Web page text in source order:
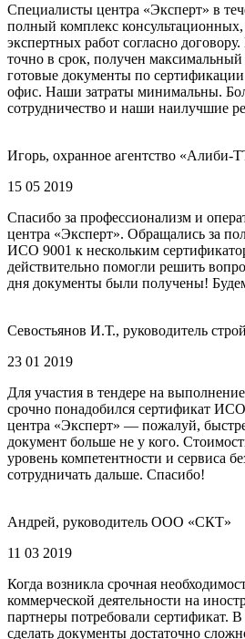
Специалисты центра «Эксперт» в
полный комплекс
экспертных работ согласно
точно в срок, получен максимальный
готовые документы по
офис. Наши затраты минимальны.
сотрудничество и наши наилучшие
Игорь, охранное агентство «Алиби-
15 05 2019
Спасибо за профессионализм и
центра «Эксперт». Обращались за
ИСО 9001 к нескольким
действительно помогли решить
дня документы были получены!
Севостьянов И.Т., руководитель
23 01 2019
Для участия в тендере на
срочно понадобился сертификат
центра «Эксперт» — пожалуй,
документ больше не у кого.
уровень компетентности и сервиса
сотрудничать дальше. Спасибо!
Андрей, руководитель ООО «СКТ»
11 03 2019
Когда возникла срочная
коммерческой деятельности на
партнеры потребовали сертификат.
сделать документы достаточно